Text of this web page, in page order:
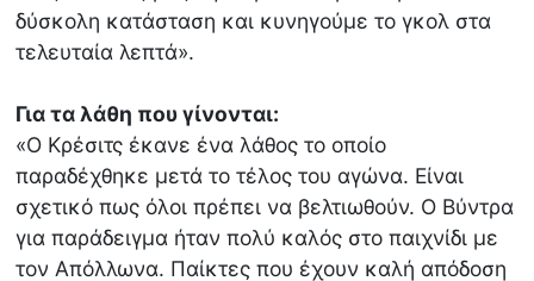
δύσκολη κατάσταση και κυνηγούμε το γκολ στα
τελευταία λεπτά».
Για τα λάθη που γίνονται:
«Ο Κρέσιτς έκανε ένα λάθος το οποίο
παραδέχθηκε μετά το τέλος του αγώνα. Είναι
σχετικό πως όλοι πρέπει να βελτιωθούν. Ο Βύντρα
για παράδειγμα ήταν πολύ καλός στο παιχνίδι με
τον Απόλλωνα. Παίκτες που έχουν καλή απόδοση